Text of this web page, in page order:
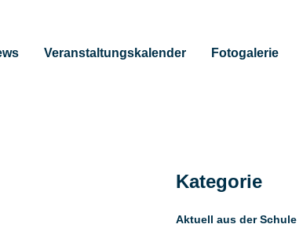
Veranstaltungskalender Fotogalerie
Kategorie
Aktuell aus der Schule